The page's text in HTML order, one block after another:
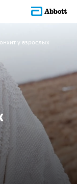
у взрослых